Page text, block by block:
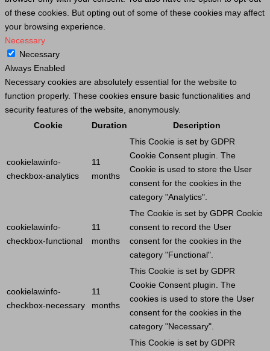
of these cookies. But opting out of some of these cookies may affect
your browsing experience.
Necessary
Necessary
Always Enabled
Necessary cookies are absolutely essential for the website to
function properly. These cookies ensure basic functionalities and
security features of the website, anonymously.
Cookie
Duration Description
cookielawinfo-
checkbox-analytics
11
months
This Cookie is set by GDPR
Cookie Consent plugin. The
Cookie is used to store the User
consent for the cookies in the
category "Analytics".
cookielawinfo-
checkbox-functional
11
months
The Cookie is set by GDPR Cookie
consent to record the User
consent for the cookies in the
category "Functional".
cookielawinfo-
checkbox-necessary
11
months
This Cookie is set by GDPR
Cookie Consent plugin. The
cookies is used to store the User
consent for the cookies in the
category "Necessary".
This Cookie is set by GDPR